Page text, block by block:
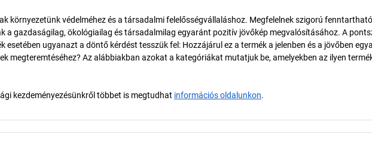
környezetünk védelméhez és a társadalmi felelősségvállaláshoz. Megfelelnek szigorú
a gazdaságilag, ökológiailag és társadalmilag egyaránt pozitív jövőkép megvalósításához. A
esetében ugyanazt a döntő kérdést tesszük fel: Hozzájárul ez a termék a jelenben és a jövőben
megteremtéséhez? Az alábbiakban azokat a kategóriákat mutatjuk be, amelyekben az ilyen
kezdeményezésünkről többet is megtudhat információs oldalunkon.